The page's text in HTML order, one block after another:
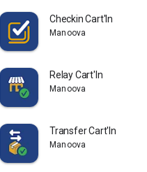
Checkin Cart'In
Manoova
Relay Cart'In
Manoova
Transfer Cart'In
Manoova